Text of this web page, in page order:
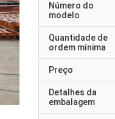
Número do
modelo
Quantidade de
ordem mínima
Preço
Detalhes da
embalagem